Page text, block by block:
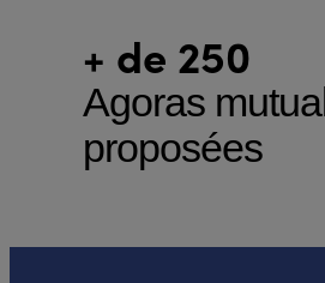
+ de 250
Agoras
proposées